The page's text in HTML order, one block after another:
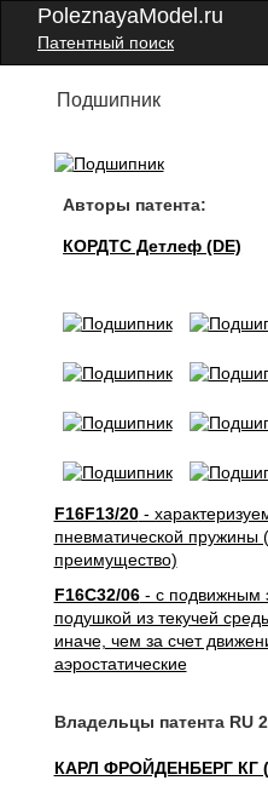
PoleznayaModel.ru
Патентный поиск
Подшипник
Авторы патента:
КОРДТС Детлеф (DE)
F16F13/20-
пневматической пружины
преимущество)
F16C32/06- с подвижным
подушкой из текучей
иначе, чем за счет
аэростатические
Владельцы патента RU
КАРЛ ФРОЙДЕНБЕРГ КГ